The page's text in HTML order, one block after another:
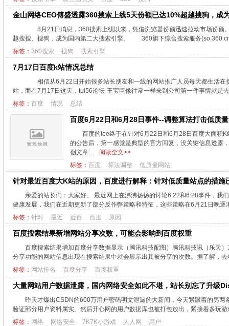
金山网络CEO傅盛透露360搜索上线5天份额已达10%超越搜狗，成
8月21日消息，360搜索上线以来，凭借浏览器份额迅速拉动市场份额
越搜搜、搜狗，成为国内第二大搜索引擎。 360旗下综合搜索服务
标签： 360搜索 搜狗 搜索引擎
7月17日百度k站情况总结
相信从6月22日开始很多站长朋友和一线的网站推广人员每天都生活在
站，而在7月17日这天，tui56论坛-王宝臣像往常一样来到公司第一件事情就
标签： 百度 情况 总结
百度6月22日和6月28日事件--调整算法打击低质
百度的lee终于在针对6月22日和6月28日百度大面积
的公告后，第一感觉是典型的官方回复，没关键信息透露
创文章...
阅读全文>>
标签： 百度 算法调整 低质量网站
针对最近百度大K站的原因，百度进行解释：针对低质量站点的措施
亲爱的站长们：大家好。 最近网上在沸沸扬扬的讨论6.22和6.28事件，我
健康发展，我们在近期更新了部分反作弊策略和特征，这些策略在6月21日晚
标签： 针对 最近 近百 百度 原因
百度搜索结果新增网站分享次数，可能会影响到百度权重
百度搜索结果增加百度分享数据显示（腾讯科技配图）腾讯科技讯（乐天
分享功能的网站信息出现在搜索结果中就会显示出其被分享的次数。据了解，
标签： 网站排名 百度分享 百度权重
大量网站用户数据泄露，国内网络安全如此不堪，站长别忘了升级
昨天才爆出CSDN的600万用户密码明文泄漏的大新闻，今天紧跟着的另
验证部分用户资料属实。然后开心网的用户数据库也被打包放出，紧接着多玩
标签： 网络 网络安全 7K7K小游戏 人人网 用户